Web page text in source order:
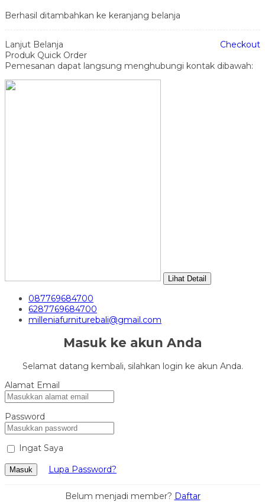
Berhasil ditambahkan ke keranjang belanja
Lanjut Belanja
Checkout
Produk Quick Order
Pemesanan dapat langsung menghubungi kontak dibawah:
Lihat Detail
087769684700
6287769684700
milleniafurniturebali@gmail.com
Masuk ke akun Anda
Selamat datang kembali, silahkan login ke akun Anda.
Alamat Email
Password
Ingat Saya
Masuk Lupa Password?
Belum menjadi member? Daftar